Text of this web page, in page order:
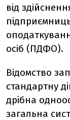
від
осіб (ПДФО).
Відомство
стандартну
дрібна
загальна